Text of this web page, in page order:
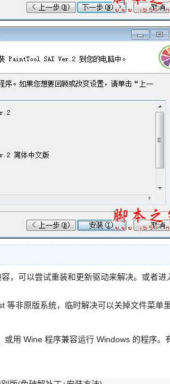
，可以尝试重装和更新驱动来解决。或者
非原版系统，临时解决可以关掉文件菜单
用 Wine 程序兼容运行 Windows 的程序。